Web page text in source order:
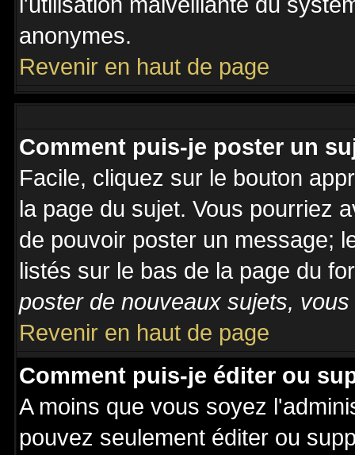
anonymes.
Revenir en haut de page
Comment puis-je poster un
Facile, cliquez sur le bouton
la page du sujet. Vous pourriez
de pouvoir poster un message;
listés sur le bas de la page du
poster de nouveaux sujets,
Revenir en haut de page
Comment puis-je éditer ou
A moins que vous soyez
pouvez seulement éditer ou